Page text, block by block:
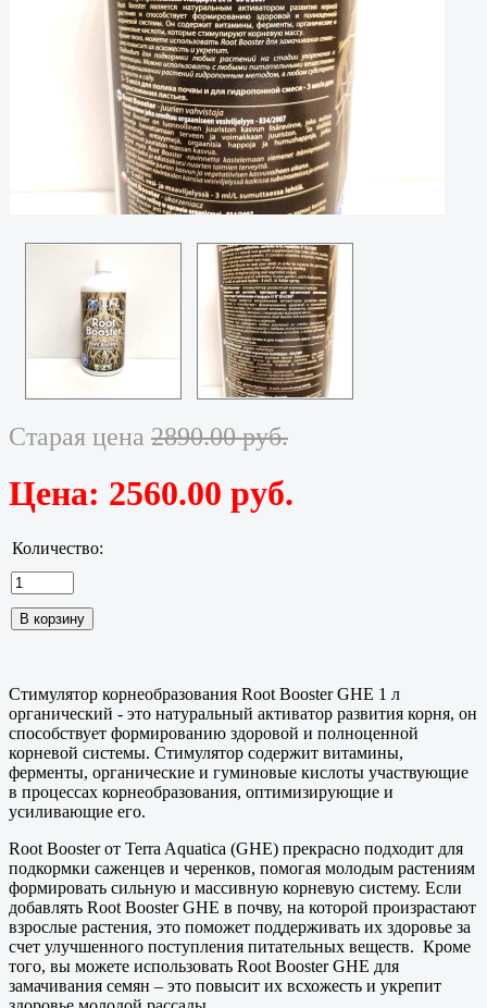
Старая цена 2890.00 руб.
Цена: 2560.00 руб.
Количество:
Стимулятор корнеобразования Root Booster GHE 1 л
органический - это натуральный активатор развития корня, он
способствует формированию здоровой и полноценной
корневой системы. Стимулятор содержит витамины,
ферменты, органические и гуминовые кислоты участвующие
в процессах корнеобразования, оптимизирующие и
усиливающие его.
Root Booster от Terra Aquatica (GHE) прекрасно подходит для
подкормки саженцев и черенков, помогая молодым растениям
формировать сильную и массивную корневую систему. Если
добавлять Root Booster GHE в почву, на которой произрастают
взрослые растения, это поможет поддерживать их здоровье за
счет улучшенного поступления питательных веществ. Кроме
того, вы можете использовать Root Booster GHE для
замачивания семян – это повысит их всхожесть и укрепит